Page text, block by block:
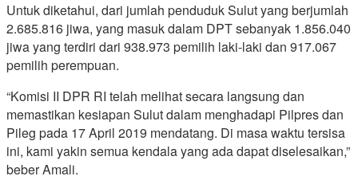
Untuk diketahui, dari jumlah penduduk Sulut yang berjumlah
2.685.816 jiwa, yang masuk dalam DPT sebanyak 1.856.040
jiwa yang terdiri dari 938.973 pemilih laki-laki dan 917.067
pemilih perempuan.
“Komisi II DPR RI telah melihat secara langsung dan
memastikan kesiapan Sulut dalam menghadapi Pilpres dan
Pileg pada 17 April 2019 mendatang. Di masa waktu tersisa
ini, kami yakin semua kendala yang ada dapat diselesaikan,”
beber Amali.